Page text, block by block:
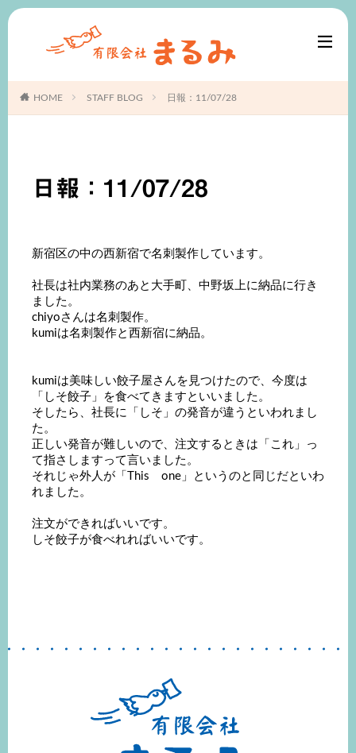
HOME STAFF BLOG 日報：11/07/28
日報：11/07/28
新宿区の中の西新宿で名刺製作しています。
社長は社内業務のあと大手町、中野坂上に納品に行き
ました。
chiyoさんは名刺製作。
kumiは名刺製作と西新宿に納品。
kumiは美味しい餃子屋さんを見つけたので、今度は
「しそ餃子」を食べてきますといいました。
そしたら、社長に「しそ」の発音が違うといわれまし
た。
正しい発音が難しいので、注文するときは「これ」っ
て指さしますって言いました。
それじゃ外人が「This one」というのと同じだといわ
れました。
注文ができればいいです。
しそ餃子が食べれればいいです。